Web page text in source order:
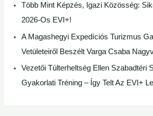
Több Mint Képzés, Igazi Közösség:
2026-Os EVI+!
A Magashegyi Expedíciós Turizmus
Vetületeiről Beszélt Varga Csaba
Vezetői Túlterheltség Ellen Szabadtéri
Gyakorlati Tréning – Így Telt Az EVI+